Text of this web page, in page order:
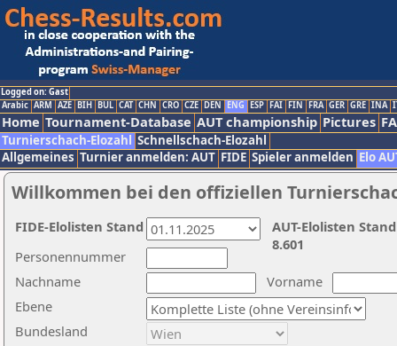
Logged on: Gast
Arabic ARM AZE BIH BUL CAT CHN CRO CZE DEN ENG ESP FAI FIN FRA GER GRE INA
Home Tournament-Database AUT championship Pictures
Turnierschach-Elozahl Schnellschach-Elozahl
Allgemeines Turnier anmelden: AUT FIDE Spieler anmelden Elo
Willkommen bei den offiziellen
Nachname
Vorname
Ebene
Personennummer
Bundesland
AUT-Elolisten
8.601
FIDE-Elolisten Stand